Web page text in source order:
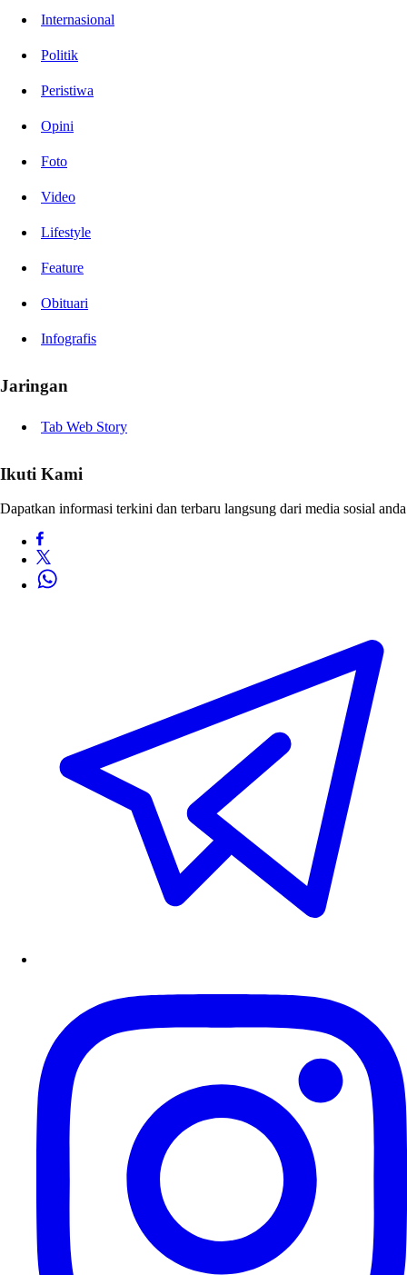
Internasional
Politik
Peristiwa
Opini
Foto
Video
Lifestyle
Feature
Obituari
Infografis
Jaringan
Tab Web Story
Ikuti Kami
Dapatkan informasi terkini dan terbaru langsung dari media sosial anda